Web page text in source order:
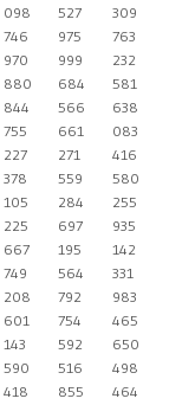
098 527
309
746 975
763
970 999
232
880 684
581
844 566
638
755 661
083
227 271
416
378 559
580
105 284
255
225 697
935
667 195
142
749 564
331
208 792
983
601 754
465
143 592
650
590 516
498
418 855
464